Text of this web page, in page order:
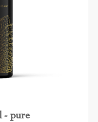
- pure